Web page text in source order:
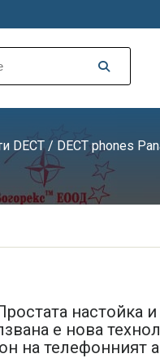
DECT / DECT phones
настойка
е нова
на телефонният